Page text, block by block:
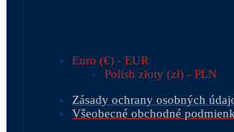
Euro (€) - EUR
Polish złoty (zł) - PLN
Zásady ochrany osobných
Všeobecné obchodné